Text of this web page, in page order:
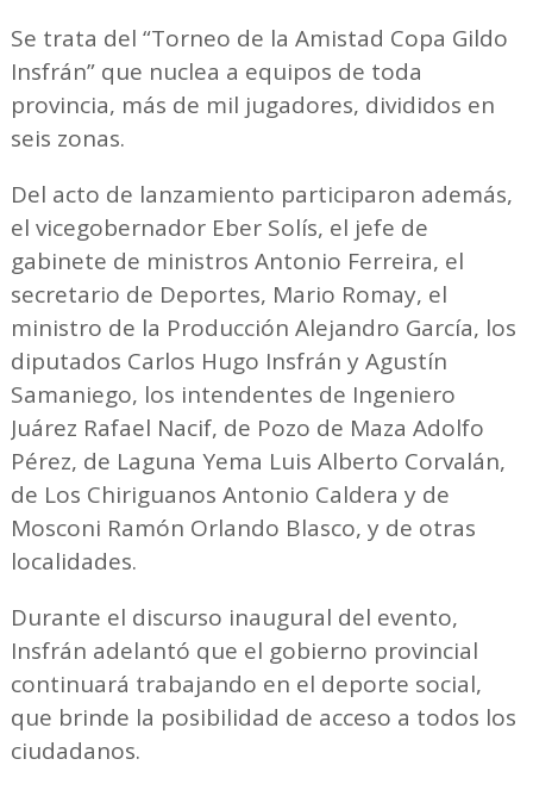
Se trata del “Torneo de la Amistad Copa Gildo
Insfrán” que nuclea a equipos de toda
provincia, más de mil jugadores, divididos en
seis zonas.
Del acto de lanzamiento participaron además,
el vicegobernador Eber Solís, el jefe de
gabinete de ministros Antonio Ferreira, el
secretario de Deportes, Mario Romay, el
ministro de la Producción Alejandro García, los
diputados Carlos Hugo Insfrán y Agustín
Samaniego, los intendentes de Ingeniero
Juárez Rafael Nacif, de Pozo de Maza Adolfo
Pérez, de Laguna Yema Luis Alberto Corvalán,
de Los Chiriguanos Antonio Caldera y de
Mosconi Ramón Orlando Blasco, y de otras
localidades.
Durante el discurso inaugural del evento,
Insfrán adelantó que el gobierno provincial
continuará trabajando en el deporte social,
que brinde la posibilidad de acceso a todos los
ciudadanos.